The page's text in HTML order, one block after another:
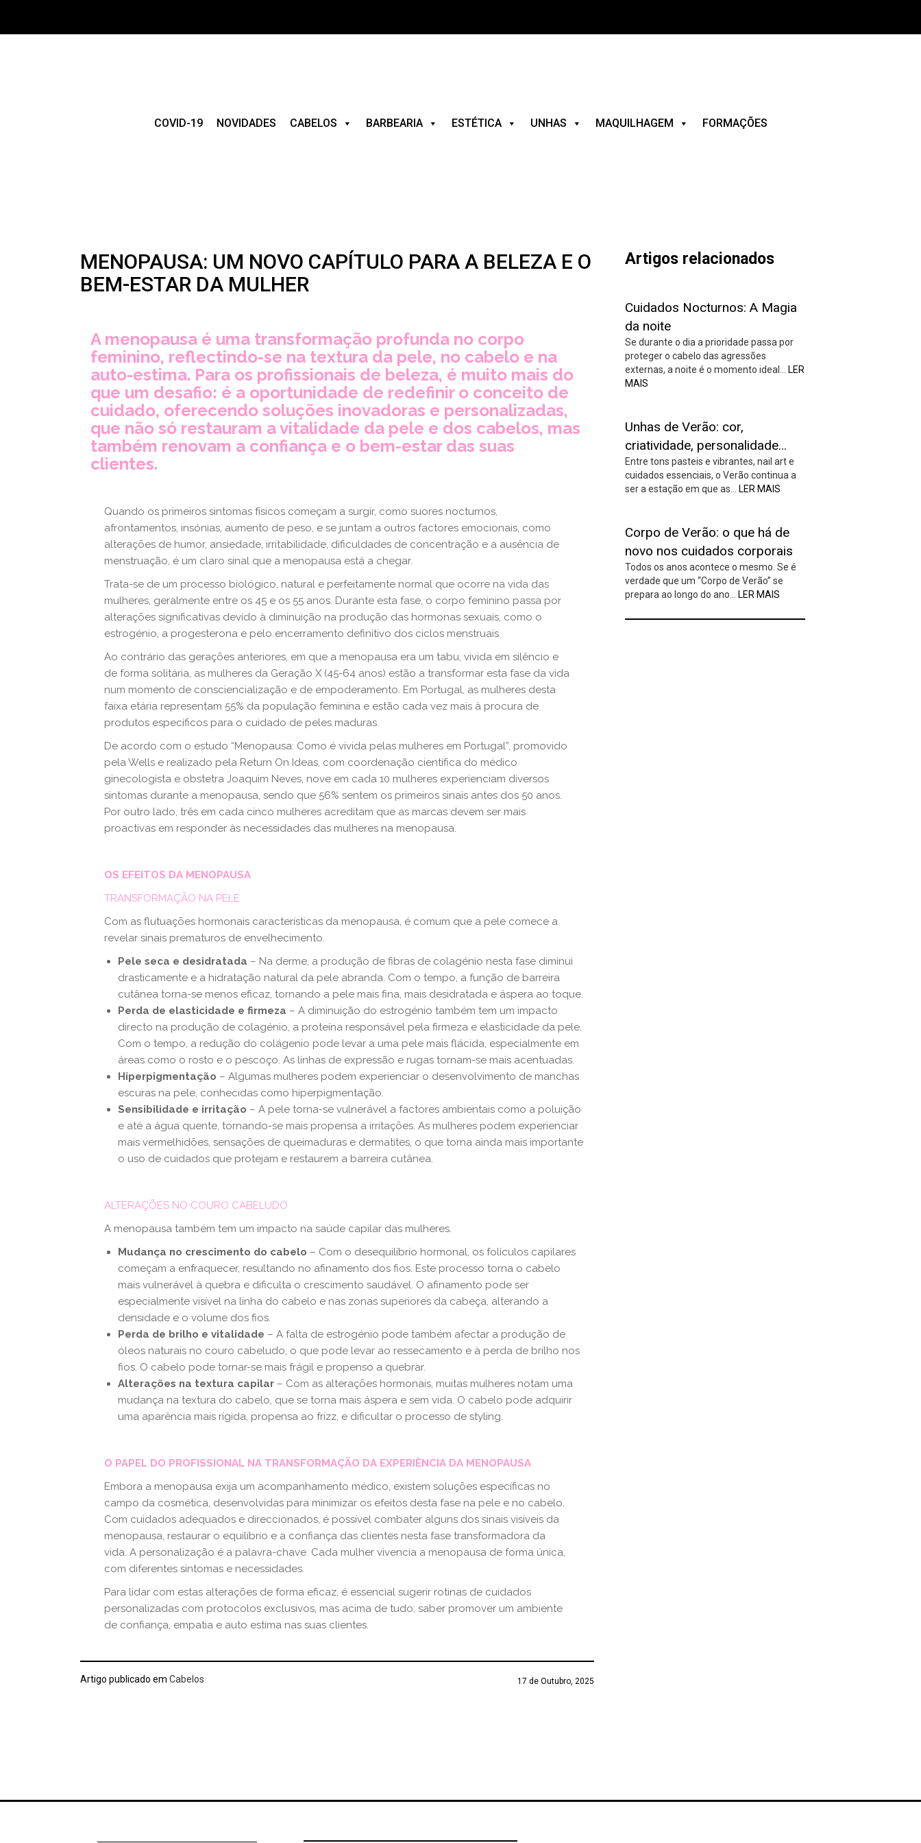
COVID-19 NOVIDADES CABELOS BARBEARIA ESTÉTICA UNHAS MAQUILHAGEM FORMAÇÕES
MENOPAUSA: UM NOVO CAPÍTULO PARA A BELEZA E O
BEM-ESTAR DA MULHER
A menopausa é uma transformação profunda no corpo
feminino, reflectindo-se na textura da pele, no cabelo e na
auto-estima. Para os profissionais de beleza, é muito mais do
que um desafio: é a oportunidade de redefinir o conceito de
cuidado, oferecendo soluções inovadoras e personalizadas,
que não só restauram a vitalidade da pele e dos cabelos, mas
também renovam a confiança e o bem-estar das suas
clientes.
Quando os primeiros sintomas físicos começam a surgir, como suores nocturnos,
afrontamentos, insónias, aumento de peso, e se juntam a outros factores emocionais, como
alterações de humor, ansiedade, irritabilidade, dificuldades de concentração e a ausência de
menstruação, é um claro sinal que a menopausa está a chegar.
Trata-se de um processo biológico, natural e perfeitamente normal que ocorre na vida das
mulheres, geralmente entre os 45 e os 55 anos. Durante esta fase, o corpo feminino passa por
alterações significativas devido à diminuição na produção das hormonas sexuais, como o
estrogénio, a progesterona e pelo encerramento definitivo dos ciclos menstruais.
Ao contrário das gerações anteriores, em que a menopausa era um tabu, vivida em silêncio e
de forma solitária, as mulheres da Geração X (45-64 anos) estão a transformar esta fase da vida
num momento de consciencialização e de empoderamento. Em Portugal, as mulheres desta
faixa etária representam 55% da população feminina e estão cada vez mais à procura de
produtos específicos para o cuidado de peles maduras.
De acordo com o estudo “Menopausa: Como é vivida pelas mulheres em Portugal”, promovido
pela Wells e realizado pela Return On Ideas, com coordenação científica do médico
ginecologista e obstetra Joaquim Neves, nove em cada 10 mulheres experienciam diversos
sintomas durante a menopausa, sendo que 56% sentem os primeiros sinais antes dos 50 anos.
Por outro lado, três em cada cinco mulheres acreditam que as marcas devem ser mais
proactivas em responder às necessidades das mulheres na menopausa.
OS EFEITOS DA MENOPAUSA
TRANSFORMAÇÃO NA PELE
Com as flutuações hormonais características da menopausa, é comum que a pele comece a
revelar sinais prematuros de envelhecimento.
Pele seca e desidratada – Na derme, a produção de fibras de colagénio nesta fase diminui
drasticamente e a hidratação natural da pele abranda. Com o tempo, a função de barreira
cutânea torna-se menos eficaz, tornando a pele mais fina, mais desidratada e áspera ao toque.
Perda de elasticidade e firmeza – A diminuição do estrogénio também tem um impacto
directo na produção de colagénio, a proteína responsável pela firmeza e elasticidade da pele.
Com o tempo, a redução do colágenio pode levar a uma pele mais flácida, especialmente em
áreas como o rosto e o pescoço. As linhas de expressão e rugas tornam-se mais acentuadas.
Hiperpigmentação – Algumas mulheres podem experienciar o desenvolvimento de manchas
escuras na pele, conhecidas como hiperpigmentação.
Sensibilidade e irritação – A pele torna-se vulnerável a factores ambientais como a poluição
e até a água quente, tornando-se mais propensa a irritações. As mulheres podem experienciar
mais vermelhidões, sensações de queimaduras e dermatites, o que torna ainda mais importante
o uso de cuidados que protejam e restaurem a barreira cutânea.
ALTERAÇÕES NO COURO CABELUDO
A menopausa também tem um impacto na saúde capilar das mulheres.
Mudança no crescimento do cabelo – Com o desequilíbrio hormonal, os folículos capilares
começam a enfraquecer, resultando no afinamento dos fios. Este processo torna o cabelo
mais vulnerável à quebra e dificulta o crescimento saudável. O afinamento pode ser
especialmente visível na linha do cabelo e nas zonas superiores da cabeça, alterando a
densidade e o volume dos fios.
Perda de brilho e vitalidade – A falta de estrogénio pode também afectar a produção de
óleos naturais no couro cabeludo, o que pode levar ao ressecamento e à perda de brilho nos
fios. O cabelo pode tornar-se mais frágil e propenso a quebrar.
Alterações na textura capilar – Com as alterações hormonais, muitas mulheres notam uma
mudança na textura do cabelo, que se torna mais áspera e sem vida. O cabelo pode adquirir
uma aparência mais rígida, propensa ao frizz, e dificultar o processo de styling.
O PAPEL DO PROFISSIONAL NA TRANSFORMAÇÃO DA EXPERIÊNCIA DA MENOPAUSA
Embora a menopausa exija um acompanhamento médico, existem soluções específicas no
campo da cosmética, desenvolvidas para minimizar os efeitos desta fase na pele e no cabelo.
Com cuidados adequados e direccionados, é possível combater alguns dos sinais visíveis da
menopausa, restaurar o equilíbrio e a confiança das clientes nesta fase transformadora da
vida. A personalização é a palavra-chave. Cada mulher vivencia a menopausa de forma única,
com diferentes sintomas e necessidades.
Para lidar com estas alterações de forma eficaz, é essencial sugerir rotinas de cuidados
personalizadas com protocolos exclusivos, mas acima de tudo, saber promover um ambiente
de confiança, empatia e auto estima nas suas clientes.
Artigo publicado em Cabelos 17 de Outubro, 2025
Artigos relacionados
Cuidados Nocturnos: A Magia
da noite
Se durante o dia a prioridade passa por
proteger o cabelo das agressões
externas, a noite é o momento ideal…
LER
MAIS
Unhas de Verão: cor,
criatividade, personalidade…
Entre tons pasteis e vibrantes, nail art e
cuidados essenciais, o Verão continua a
ser a estação em que as…
LER MAIS
Corpo de Verão: o que há de
novo nos cuidados corporais
Todos os anos acontece o mesmo. Se é
verdade que um “Corpo de Verão” se
prepara ao longo do ano…
LER MAIS